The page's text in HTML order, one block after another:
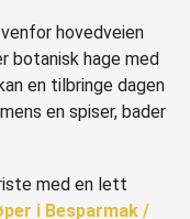
hovedveien
botanisk hage med
en tilbringe dagen
en spiser, bader
med en lett
i Besparmak /